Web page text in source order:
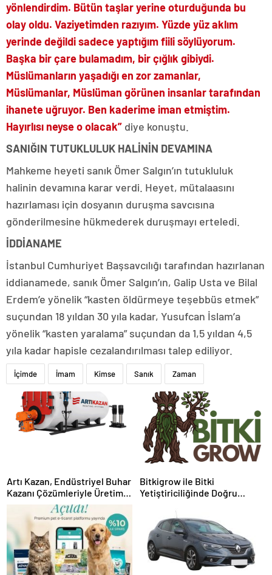
yönlendirdim. Bütün taşlar yerine oturduğunda bu
olay oldu. Vaziyetimden razıyım. Yüzde yüz aklım
yerinde değildi sadece yaptığım fiili söylüyorum.
Başka bir çare bulamadım, bir çığlık gibiydi.
Müslümanların yaşadığı en zor zamanlar,
Müslümanlar, Müslüman görünen insanlar tarafından
ihanete uğruyor. Ben kaderime iman etmiştim.
Hayırlısı neyse o olacak” diye konuştu.
SANIĞIN TUTUKLULUK HALİNİN DEVAMINA
Mahkeme heyeti sanık Ömer Salgın’ın tutukluluk
halinin devamına karar verdi. Heyet, mütalaasını
hazırlaması için dosyanın duruşma savcısına
gönderilmesine hükmederek duruşmayı erteledi.
İDDİANAME
İstanbul Cumhuriyet Başsavcılığı tarafından hazırlanan
iddianamede, sanık Ömer Salgın’ın, Galip Usta ve Bilal
Erdem’e yönelik “kasten öldürmeye teşebbüs etmek”
suçundan 18 yıldan 30 yıla kadar, Yusufcan İslam’a
yönelik “kasten yaralama” suçundan da 1,5 yıldan 4,5
yıla kadar hapisle cezalandırılması talep ediliyor.
İçimde İmam Kimse Sanık Zaman
Artı Kazan, Endüstriyel Buhar
Kazanı Çözümleriyle Üretim
Tesislerine Verimli Sistemler
Sunuyor
Bitkigrow ile Bitki
Yetiştiriciliğinde Doğru